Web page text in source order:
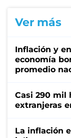
Ver más
Inflación y
economía
promedio
Casi 290 mil
extranjeras
La inflación